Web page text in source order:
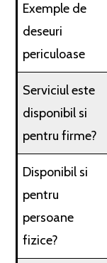
Exemple de
deseuri
periculoase
Serviciul este
disponibil si
pentru firme?
Disponibil si
pentru
persoane
fizice?